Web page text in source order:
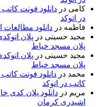
کامی در دانلود فونت
در اتوکد
فاطمه در دانلود
مجید حسینی در پلان
پلان مسجد خیاط
مجید حسینی در پلان
پلان مسجد خیاط
محمد در دانلود فونت
کاتب در اتوکد
مریم در دانلود پلان کدی
اشیدری کرمان